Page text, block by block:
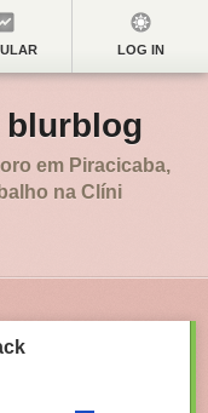
LOG IN
em Piracicaba,
na Clíni